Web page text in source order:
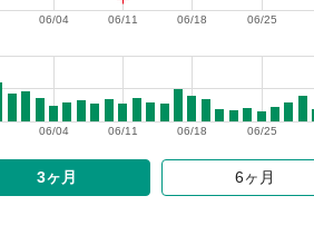
06/25
06/18
06/11
06/04
06/25
06/18
06/11
06/04
3ヶ月 6ヶ月